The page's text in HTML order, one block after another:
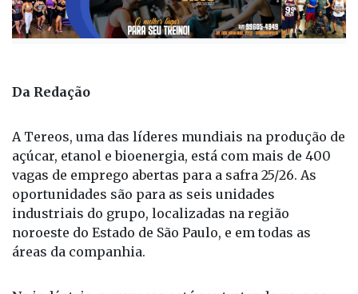
A Tereos, uma das líderes mundiais na produção de
açúcar, etanol e bioenergia, está com mais de 400
vagas de emprego abertas para a safra 25/26. As
oportunidades são para as seis unidades
industriais do grupo, localizadas na região
noroeste do Estado de São Paulo, e em todas as